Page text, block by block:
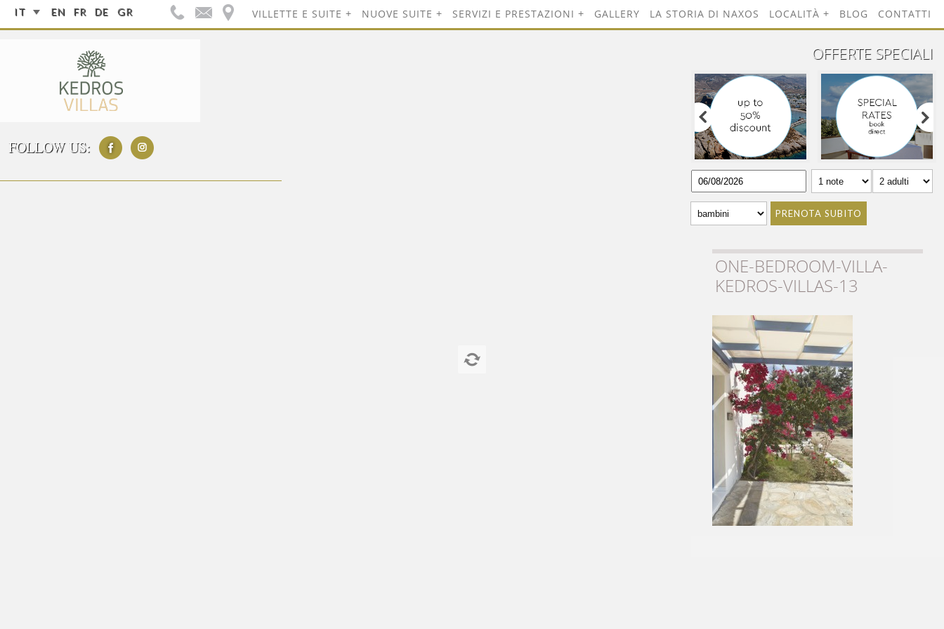
IT EN FR DE GR VILLETTE E SUITE NUOVE SUITE SERVIZI E PRESTAZIONI GALLERY LA STORIA DI NAXOS LOCALITÀ BLOG CONTATTI
FOLLOW US:
OFFERTE SPECIALI
PRENOTA SUBITO
ONE-BEDROOM-VILLA-
KEDROS-VILLAS-13